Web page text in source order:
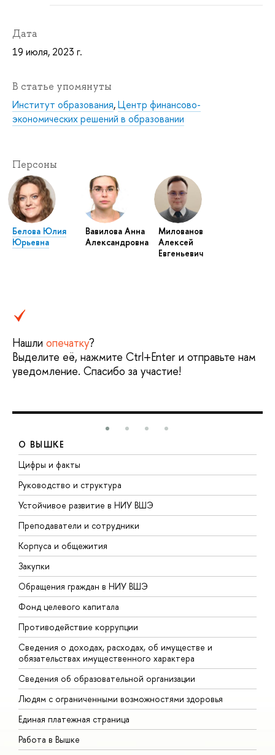
Дата
19 июля, 2023 г.
В статье упомянуты
Институт образования,Центр финансово-
экономических решений в образовании
Персоны
Белова Юлия
Юрьевна
Вавилова Анна
Александровна
Милованов
Алексей
Евгеньевич
Нашли опечатку?
Выделите её, нажмите Ctrl+Enter и отправьте нам
уведомление. Спасибо за участие!
О ВЫШКЕ
Цифры и факты
Руководство и структура
Устойчивое развитие в НИУ ВШЭ
Преподаватели и сотрудники
Корпуса и общежития
Закупки
Обращения граждан в НИУ ВШЭ
Фонд целевого капитала
Противодействие коррупции
Сведения о доходах, расходах, об имуществе и
обязательствах имущественного характера
Сведения об образовательной организации
Людям с ограниченными возможностями здоровья
Единая платежная страница
Работа в Вышке